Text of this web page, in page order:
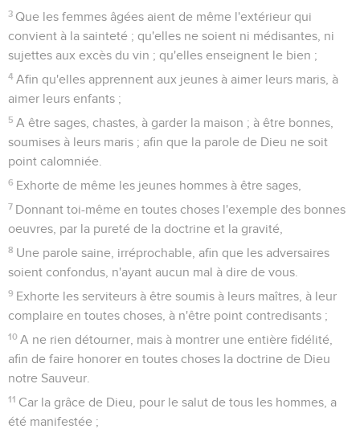
3 Que les femmes âgées aient de même l'extérieur qui
convient à la sainteté ; qu'elles ne soient ni médisantes, ni
sujettes aux excès du vin ; qu'elles enseignent le bien ;
4 Afin qu'elles apprennent aux jeunes à aimer leurs maris, à
aimer leurs enfants ;
5 A être sages, chastes, à garder la maison ; à être bonnes,
soumises à leurs maris ; afin que la parole de Dieu ne soit
point calomniée.
6 Exhorte de même les jeunes hommes à être sages,
7 Donnant toi-même en toutes choses l'exemple des bonnes
oeuvres, par la pureté de la doctrine et la gravité,
8 Une parole saine, irréprochable, afin que les adversaires
soient confondus, n'ayant aucun mal à dire de vous.
9 Exhorte les serviteurs à être soumis à leurs maîtres, à leur
complaire en toutes choses, à n'être point contredisants ;
10 A ne rien détourner, mais à montrer une entière fidélité,
afin de faire honorer en toutes choses la doctrine de Dieu
notre Sauveur.
11 Car la grâce de Dieu, pour le salut de tous les hommes, a
été manifestée ;